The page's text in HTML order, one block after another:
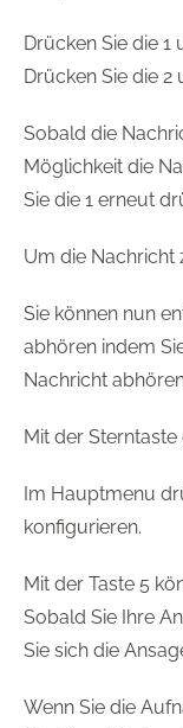
Drücken Sie die
Drücken Sie die
Sobald die
Möglichkeit die
Sie die 1 erneut
Um die Nachricht
Sie können nun
abhören indem
Nachricht
Mit der
Im Hauptmenu
konfigurieren.
Mit der Taste 5
Sobald Sie Ihre
Sie sich die
Wenn Sie die